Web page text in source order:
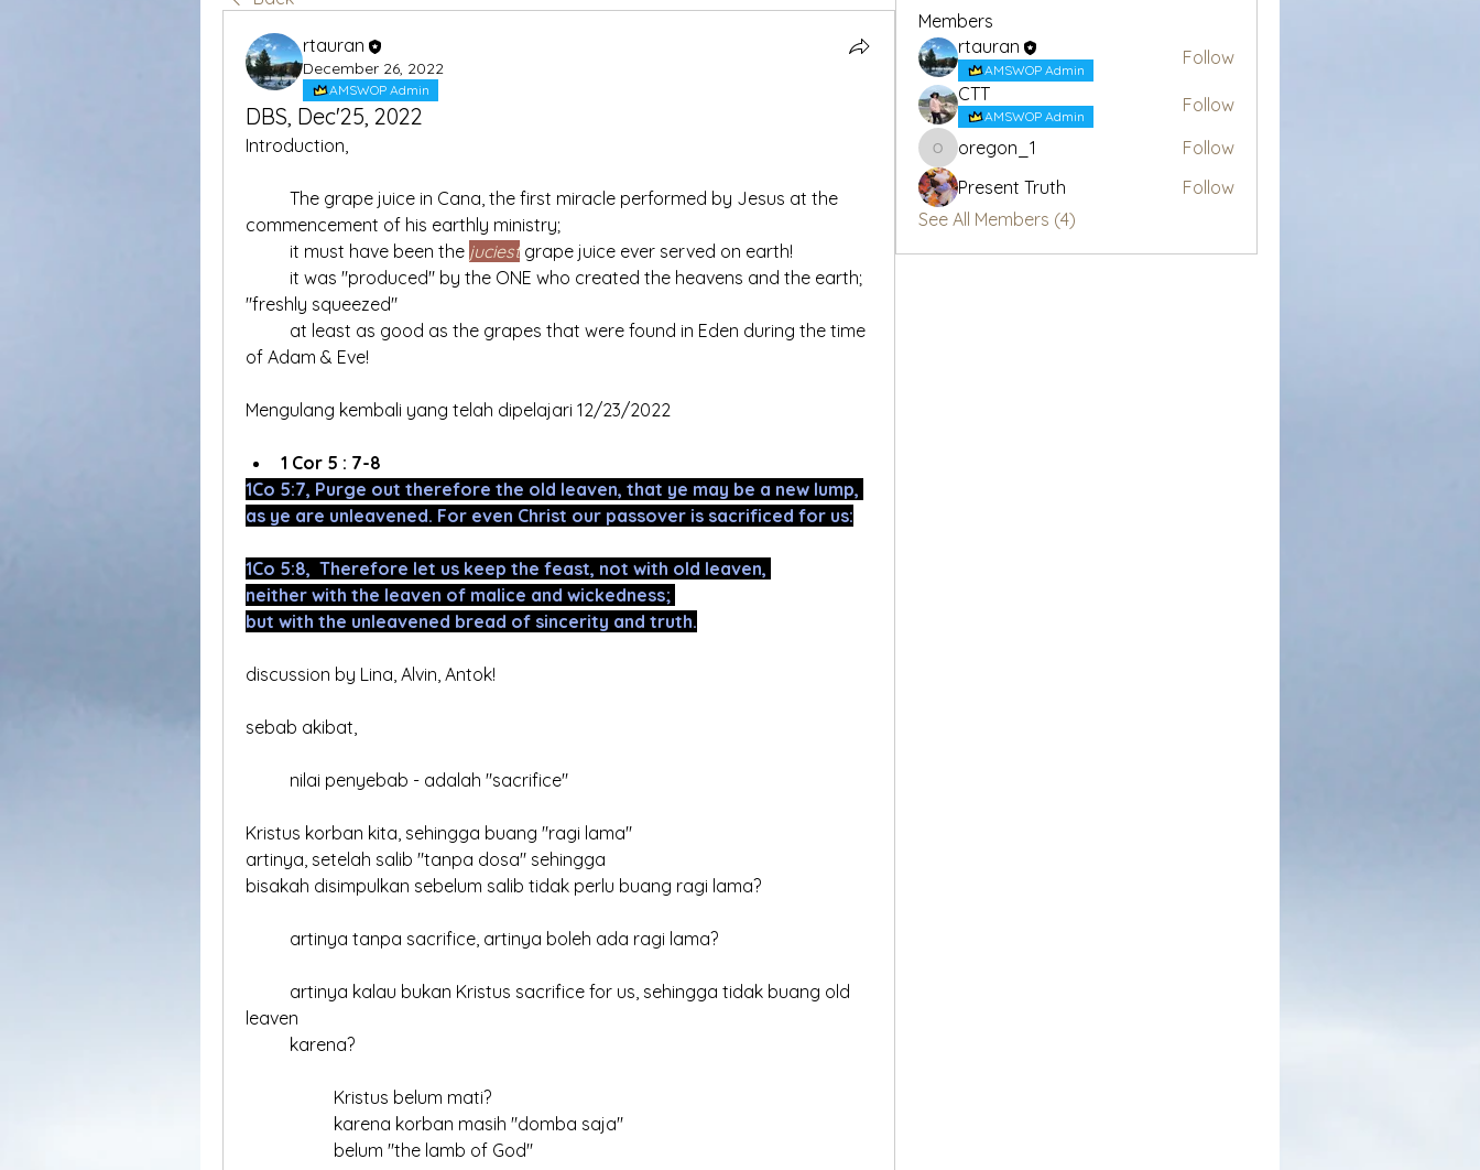
rtauran
December 26, 2022
AMSWOP Admin
DBS, Dec'25, 2022
Introduction,
commencement of his earthly ministry;
	it must have been the
juciest grape juice ever served on earth!
"freshly squeezed"
of Adam & Eve!
Mengulang kembali yang telah dipelajari 12/23/2022
1 Cor 5 : 7-8
1Co 5:7, Purge out therefore the old leaven, that ye may be a new lump,
as ye are unleavened. For even Christ our passover is sacrificed for us:
1Co 5:8,  Therefore let us keep the feast, not with old leaven,
neither with the leaven of malice and wickedness;
but with the unleavened bread of sincerity and truth.
discussion by Lina, Alvin, Antok!
sebab akibat,
	nilai penyebab - adalah "sacrifice"
Kristus korban kita, sehingga buang "ragi lama"
artinya, setelah salib "tanpa dosa" sehingga
bisakah disimpulkan sebelum salib tidak perlu buang ragi lama?
	artinya tanpa sacrifice, artinya boleh ada ragi lama?
leaven
	karena?
		Kristus belum mati?
		karena korban masih "domba saja"
		belum "the lamb of God"
Members
rtauran
AMSWOP Admin
Follow
CTT
AMSWOP Admin
Follow
oregon_1
oregon_1
Follow
Present Truth
Follow
See All Members (4)